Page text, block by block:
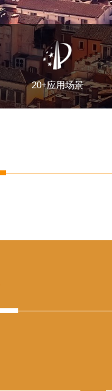
20+应用场景